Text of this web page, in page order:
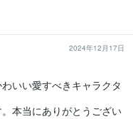
2024年12月17日
いい愛すべきキャラクタ
本当にありがとうござい